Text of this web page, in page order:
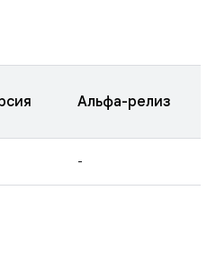
Альфа-релиз
-